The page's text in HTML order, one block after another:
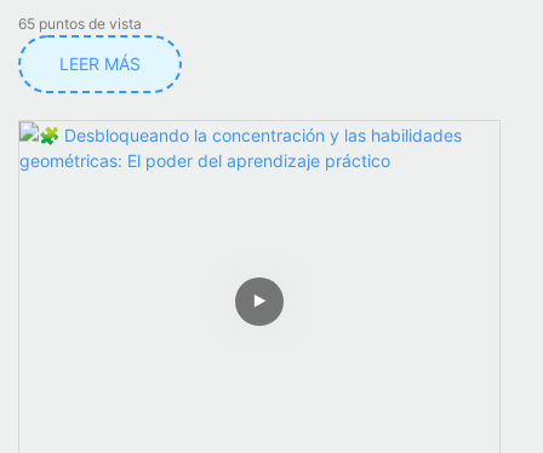
65 puntos de vista
LEER MÁS